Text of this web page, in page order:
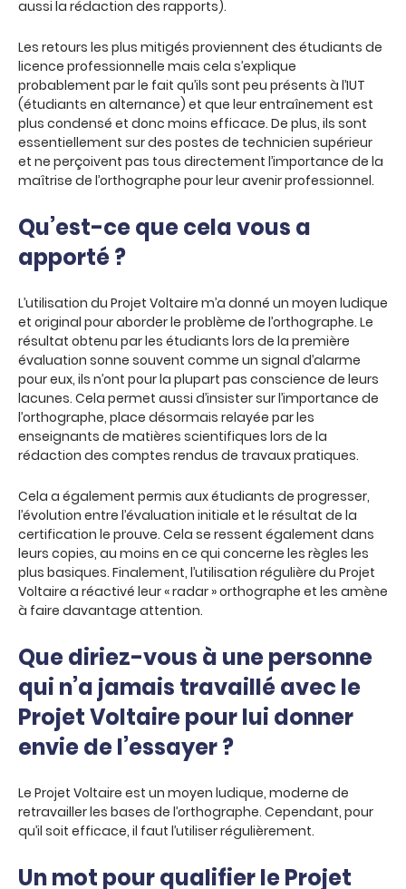
aussi la rédaction des rapports).
Les retours les plus mitigés proviennent des étudiants de
licence professionnelle mais cela s’explique
probablement par le fait qu’ils sont peu présents à l’IUT
(étudiants en alternance) et que leur entraînement est
plus condensé et donc moins efficace. De plus, ils sont
essentiellement sur des postes de technicien supérieur
et ne perçoivent pas tous directement l’importance de la
maîtrise de l’orthographe pour leur avenir professionnel.
Qu’est-ce que cela vous a
apporté ?
L’utilisation du Projet Voltaire m’a donné un moyen ludique
et original pour aborder le problème de l’orthographe. Le
résultat obtenu par les étudiants lors de la première
évaluation sonne souvent comme un signal d’alarme
pour eux, ils n’ont pour la plupart pas conscience de leurs
lacunes. Cela permet aussi d’insister sur l’importance de
l’orthographe, place désormais relayée par les
enseignants de matières scientifiques lors de la
rédaction des comptes rendus de travaux pratiques.
Cela a également permis aux étudiants de progresser,
l’évolution entre l’évaluation initiale et le résultat de la
certification le prouve. Cela se ressent également dans
leurs copies, au moins en ce qui concerne les règles les
plus basiques. Finalement, l’utilisation régulière du Projet
Voltaire a réactivé leur « radar » orthographe et les amène
à faire davantage attention.
Que diriez-vous à une personne
qui n’a jamais travaillé avec le
Projet Voltaire pour lui donner
envie de l’essayer ?
Le Projet Voltaire est un moyen ludique, moderne de
retravailler les bases de l’orthographe. Cependant, pour
qu’il soit efficace, il faut l’utiliser régulièrement.
Un mot pour qualifier le Projet